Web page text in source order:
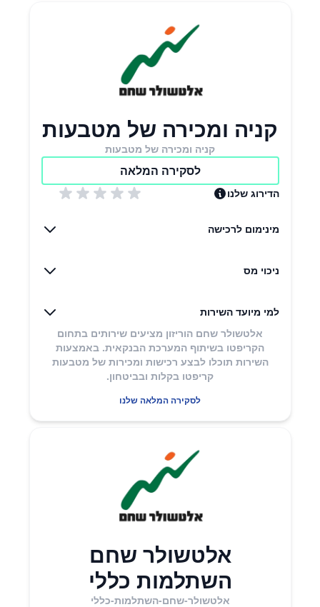
קניה ומכירה של מטבעות
קניה ומכירה של מטבעות
לסקירה המלאה
הדירוג שלנו
מינימום לרכישה
ניכוי מס
למי מיועד השירות
אלטשולר שחם הוריזון מציעים שירותים בתחום
הקריפטו בשיתוף המערכת הבנקאית. באמצעות
השירות תוכלו לבצע רכישות ומכירות של מטבעות
קריפטו בקלות ובביטחון.
לסקירה המלאה שלנו
אלטשולר שחם
השתלמות כללי
אלטשולר-שחם-השתלמות-כללי